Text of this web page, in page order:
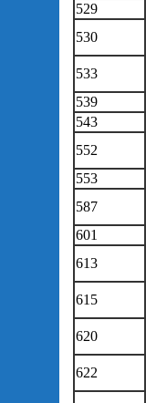
529
530
533
539
543
552
553
587
601
613
615
620
622